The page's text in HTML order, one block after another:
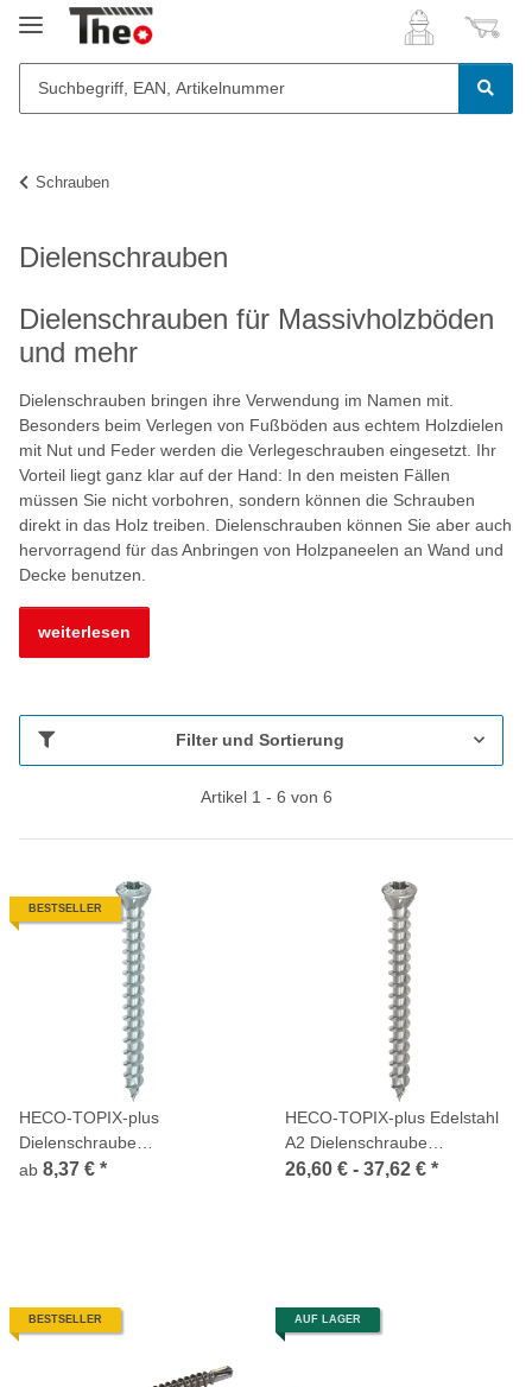
Schrauben
Dielenschrauben
Dielenschrauben für Massivholzböden
und mehr
Dielenschrauben bringen ihre Verwendung im Namen mit.
Besonders beim Verlegen von Fußböden aus echtem Holzdielen
mit Nut und Feder werden die Verlegeschrauben eingesetzt. Ihr
Vorteil liegt ganz klar auf der Hand: In den meisten Fällen
müssen Sie nicht vorbohren, sondern können die Schrauben
direkt in das Holz treiben. Dielenschrauben können Sie aber auch
hervorragend für das Anbringen von Holzpaneelen an Wand und
Decke benutzen.
weiterlesen
Filter und Sortierung
Artikel 1 - 6 von 6
BESTSELLER
HECO-TOPIX-plus
Dielenschraube
Linsensenkkopf Fräsrippen T-
ab 8,37 € *
HECO-TOPIX-plus Edelstahl
A2 Dielenschraube
Linsensenkkopf Fräsrippen T-
26,60 € - 37,62 € *
BESTSELLER AUF LAGER